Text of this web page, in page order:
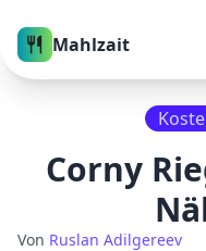
Mahlzait
Corny
Von Ruslan Adilgereev